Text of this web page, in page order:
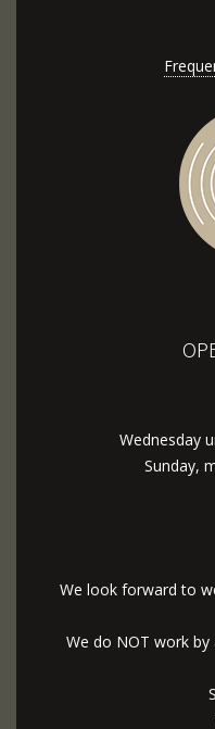
Wednesday
Sunday,
We look forward to
We do NOT work